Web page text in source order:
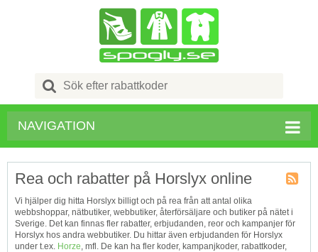
Search
for:
NAVIGATION
Tagg
RSS
Rea och rabatter på Horslyx online
Vi hjälper dig hitta Horslyx billigt och på rea från att antal olika
webbshoppar, nätbutiker, webbutiker, återförsäljare och butiker på nätet i
Sverige. Det kan finnas fler rabatter, erbjudanden, reor och kampanjer för
Horslyx hos andra webbutiker. Du hittar även erbjudanden för Horslyx
under t.ex. Horze, mfl. De kan ha fler koder, kampanjkoder, rabattkoder,